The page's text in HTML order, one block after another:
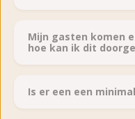
Mijn gasten komen
hoe kan ik dit
Is er een een